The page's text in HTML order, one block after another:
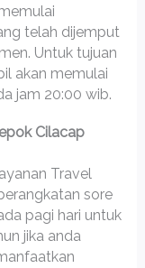
telah dijemput
Untuk tujuan
akan memulai
jam 20:00 wib.
Cilacap
Travel
sore
pagi hari untuk
jika anda